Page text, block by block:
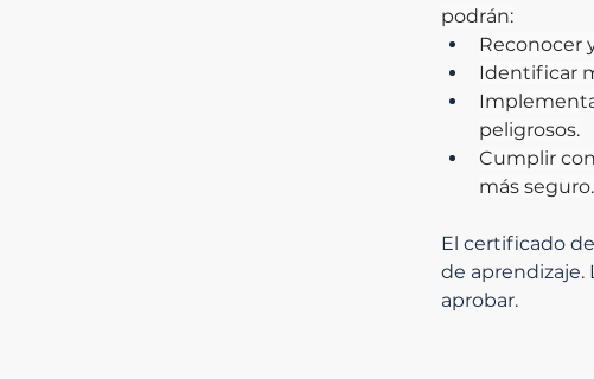
podrán:
Reconocer
Identificar
peligrosos.
Cumplir
más seguro.
El certificado
de aprendizaje.
aprobar.